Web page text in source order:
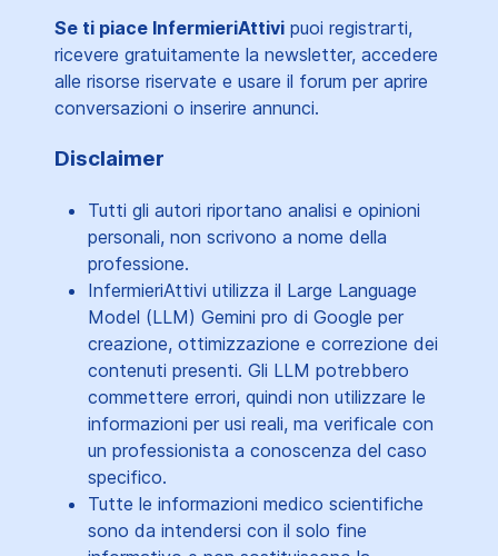
Se ti piace InfermieriAttivi puoi registrarti,
ricevere gratuitamente la newsletter, accedere
alle risorse riservate e usare il forum per aprire
conversazioni o inserire annunci.
Disclaimer
Tutti gli autori riportano analisi e opinioni
personali, non scrivono a nome della
professione.
InfermieriAttivi utilizza il Large Language
Model (LLM) Gemini pro di Google per
creazione, ottimizzazione e correzione dei
contenuti presenti. Gli LLM potrebbero
commettere errori, quindi non utilizzare le
informazioni per usi reali, ma verificale con
un professionista a conoscenza del caso
specifico.
Tutte le informazioni medico scientifiche
sono da intendersi con il solo fine